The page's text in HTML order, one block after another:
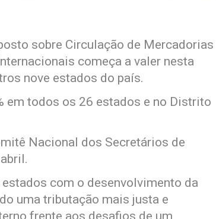
sobre Circulação de Mercadorias
começa a valer nesta
nove estados do país.
em todos os 26 estados e no Distrito
Nacional dos Secretários de
com o desenvolvimento da
uma tributação mais justa e
frente aos desafios de um